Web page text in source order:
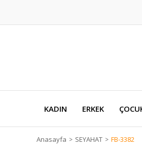
KADIN ERKEK
Anasayfa SEYAHAT FB-3382